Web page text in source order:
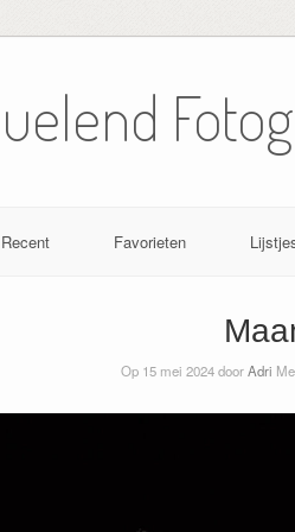
Recent Favorieten
Op 15 mei 2024 doorAdri